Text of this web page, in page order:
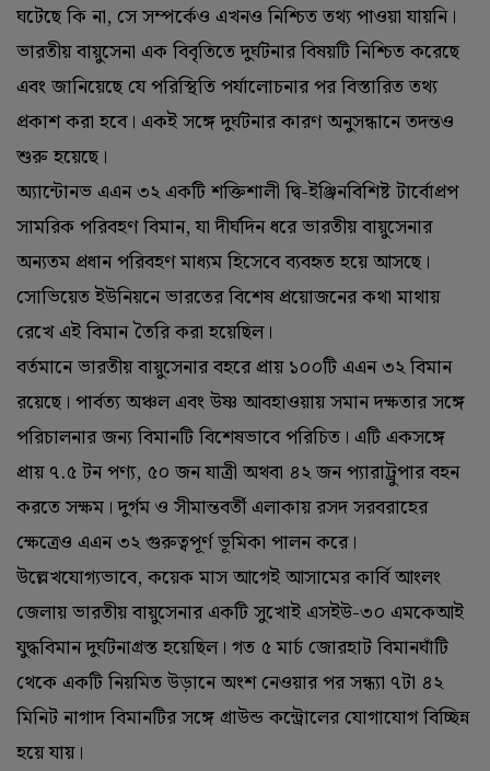
ঘটেছে কি না, সে সম্পর্কেও এখনও নিশ্চিত তথ্য পাওয়া যায়নি।
ভারতীয় বায়ুসেনা এক বিবৃতিতে দুর্ঘটনার বিষয়টি নিশ্চিত করেছে
এবং জানিয়েছে যে পরিস্থিতি পর্যালোচনার পর বিস্তারিত তথ্য
প্রকাশ করা হবে। একই সঙ্গে দুর্ঘটনার কারণ অনুসন্ধানে তদন্তও
শুরু হয়েছে।
অ্যান্টোনভ এএন ৩২ একটি শক্তিশালী দ্বি-ইঞ্জিনবিশিষ্ট টার্বোপ্রপ
সামরিক পরিবহণ বিমান, যা দীর্ঘদিন ধরে ভারতীয় বায়ুসেনার
অন্যতম প্রধান পরিবহণ মাধ্যম হিসেবে ব্যবহৃত হয়ে আসছে।
সোভিয়েত ইউনিয়নে ভারতের বিশেষ প্রয়োজনের কথা মাথায়
রেখে এই বিমান তৈরি করা হয়েছিল।
বর্তমানে ভারতীয় বায়ুসেনার বহরে প্রায় ১০০টি এএন ৩২ বিমান
রয়েছে। পার্বত্য অঞ্চল এবং উষ্ণ আবহাওয়ায় সমান দক্ষতার সঙ্গে
পরিচালনার জন্য বিমানটি বিশেষভাবে পরিচিত। এটি একসঙ্গে
প্রায় ৭.৫ টন পণ্য, ৫০ জন যাত্রী অথবা ৪২ জন প্যারাট্রুপার বহন
করতে সক্ষম। দুর্গম ও সীমান্তবর্তী এলাকায় রসদ সরবরাহের
ক্ষেত্রেও এএন ৩২ গুরুত্বপূর্ণ ভূমিকা পালন করে।
উল্লেখযোগ্যভাবে, কয়েক মাস আগেই আসামের কার্বি আংলং
জেলায় ভারতীয় বায়ুসেনার একটি সুখোই এসইউ-৩০ এমকেআই
যুদ্ধবিমান দুর্ঘটনাগ্রস্ত হয়েছিল। গত ৫ মার্চ জোরহাট বিমানঘাঁটি
থেকে একটি নিয়মিত উড়ানে অংশ নেওয়ার পর সন্ধ্যা ৭টা ৪২
মিনিট নাগাদ বিমানটির সঙ্গে গ্রাউন্ড কন্ট্রোলের যোগাযোগ বিচ্ছিন্ন
হয়ে যায়।